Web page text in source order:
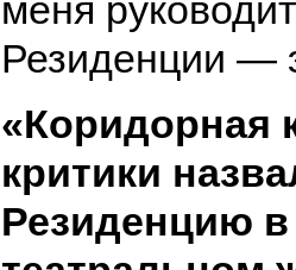
Резиденции —
«Коридорная
критики
Резиденцию